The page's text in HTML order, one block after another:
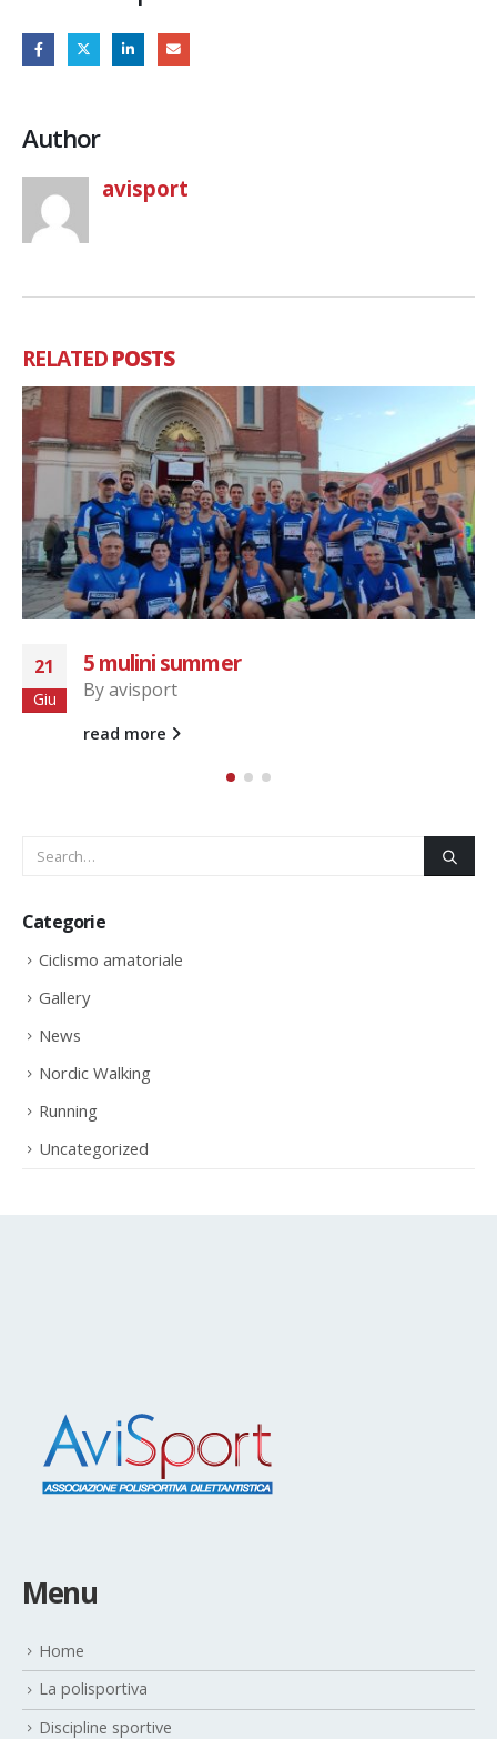
Author
avisport
RELATEDPOSTS
28
Gen
San Gaudenzio Run
Byavisport
read more
Categorie
Ciclismo amatoriale
Gallery
News
Nordic Walking
Running
Uncategorized
Menu
Home
La polisportiva
Discipline sportive